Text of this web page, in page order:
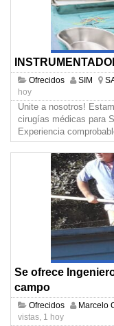
Ofrecidos SIM
hoy
Unite a nosotros!
cirugías médicas para
Experiencia
Se ofrece
campo
Ofrecidos Marcelo
vistas, 1 hoy